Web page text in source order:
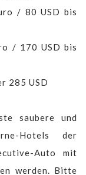
/ 80 USD bis
/ 170 USD bis
285 USD
saubere und
Hotels der
Auto mit
werden. Bitte